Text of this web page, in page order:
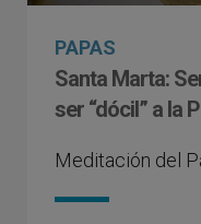
PAPAS
Santa Marta:
ser “dócil” a la
Meditación del